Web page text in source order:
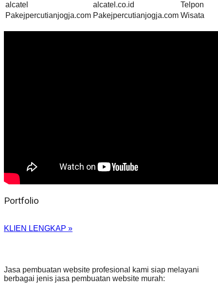
alcatel
alcatel.co.id
Telpon
Pakejpercutianjogja.com Pakejpercutianjogja.com Wisata
Portfolio
KLIEN LENGKAP »
Jasa pembuatan website profesional kami siap melayani
berbagai jenis jasa pembuatan website murah: